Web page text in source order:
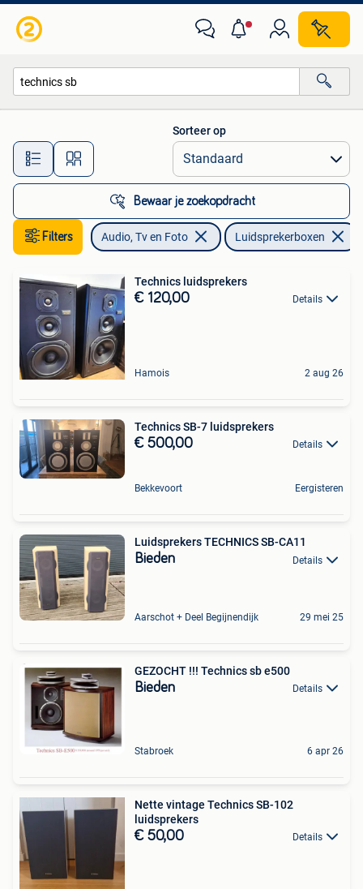
Alle afstanden…
Sorteer op
Bewaar je zoekopdracht
Filters Audio, Tv en Foto Luidsprekerboxen
Technics luidsprekers
€ 120,00 Details
Hamois 2 aug 26
Technics SB-7 luidsprekers
€ 500,00 Details
Bekkevoort Eergisteren
Luidsprekers TECHNICS SB-CA11
Bieden Details
Aarschot + Deel Begijnendijk 29 mei 25
GEZOCHT !!! Technics sb e500
Bieden Details
Stabroek 6 apr 26
Nette vintage Technics SB-102
luidsprekers
€ 50,00 Details